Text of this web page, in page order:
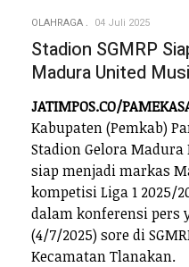
OLAHRAGA 04 Juli 2025
Stadion SGMRP
Madura United
JATIMPOS.CO/
Kabupaten (Pemkab)
Stadion Gelora Madura
siap menjadi markas
kompetisi Liga 1 2025/
dalam konferensi pers
(4/7/2025) sore di
Kecamatan Tlanakan.